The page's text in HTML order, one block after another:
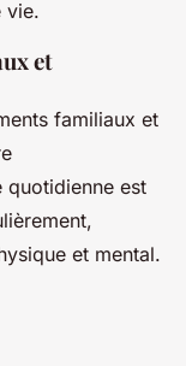
vie.
et
familiaux et
quotidienne est
et mental.